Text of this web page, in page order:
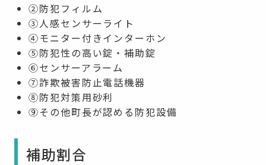
②防犯フィルム
③人感センサーライト
④モニター付きインターホン
⑤防犯性の高い錠・補助錠
⑥センサーアラーム
⑦詐欺被害防止電話機器
⑧防犯対策用砂利
⑨その他町長が認める防犯設備
補助割合